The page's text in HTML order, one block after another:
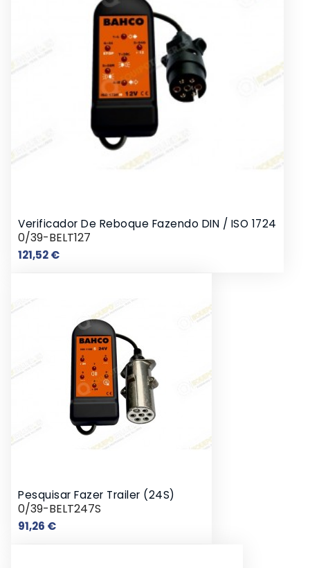
Verificador De Reboque Fazendo DIN / ISO 1724
0/39-BELT127
121,52 €Preço
Pesquisar Fazer Trailer (24S)
0/39-BELT247S
91,26 €Preço